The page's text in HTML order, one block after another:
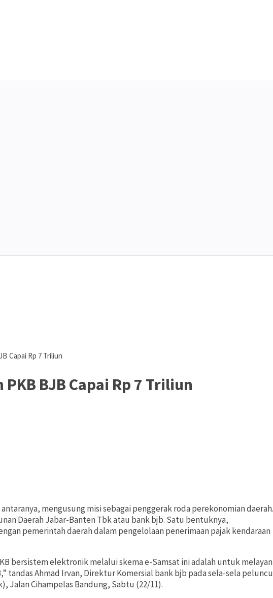
Capai Rp 7 Triliun
BJB Capai Rp 7 Triliun
mengusung misi sebagai penggerak roda perekonomian daerah.
Daerah Jabar-Banten Tbk atau bank bjb. Satu bentuknya,
pemerintah daerah dalam pengelolaan penerimaan pajak kendaraan
bersistem elektronik melalui skema e-Samsat ini adalah untuk
tandas Ahmad Irvan, Direktur Komersial bank bjb pada sela-sela
Jalan Cihampelas Bandung, Sabtu (22/11).